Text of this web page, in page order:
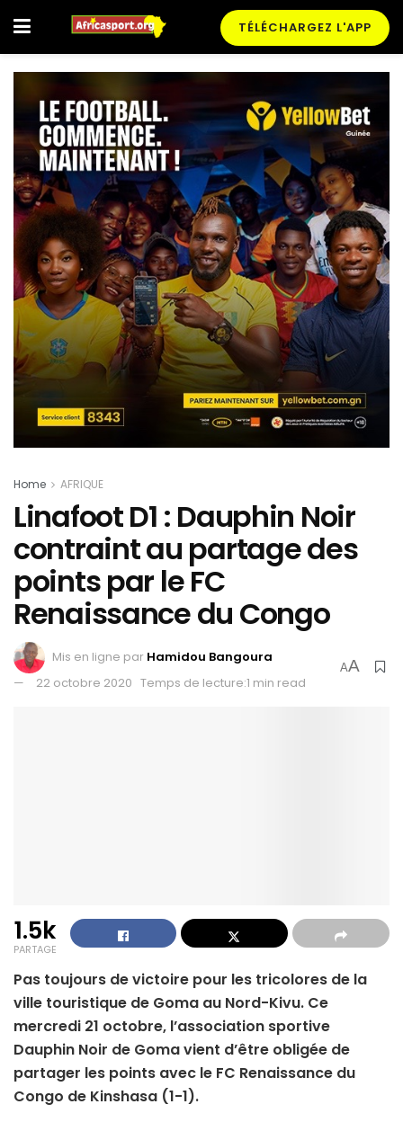
TÉLÉCHARGEZ L'APP
Home AFRIQUE
Linafoot D1 : Dauphin Noir
contraint au partage des
points par le FC
Renaissance du Congo
Mis en ligne par Hamidou Bangoura
22 octobre 2020 Temps de lecture:1 min read
AA
1.5k
PARTAGE
Pas toujours de victoire pour les tricolores de la
ville touristique de Goma au Nord-Kivu. Ce
mercredi 21 octobre, l’association sportive
Dauphin Noir de Goma vient d’être obligée de
partager les points avec le FC Renaissance du
Congo de Kinshasa (1-1).